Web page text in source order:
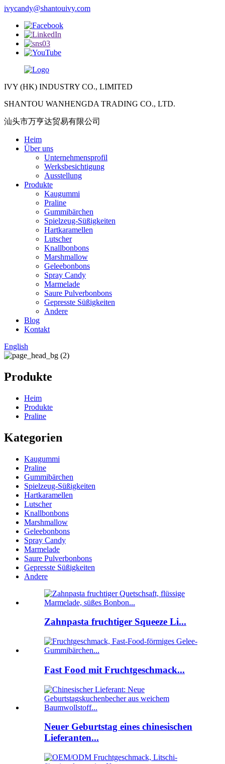
ivycandy@shantouivy.com
IVY (HK) INDUSTRY CO., LIMITED
SHANTOU WANHENGDA TRADING CO., LTD.
汕头市万亨达贸易有限公司
Heim
Über uns
Unternehmensprofil
Werksbesichtigung
Ausstellung
Produkte
Kaugummi
Praline
Gummibärchen
Spielzeug-Süßigkeiten
Hartkaramellen
Lutscher
Knallbonbons
Marshmallow
Geleebonbons
Spray Candy
Marmelade
Saure Pulverbonbons
Gepresste Süßigkeiten
Andere
Blog
Kontakt
English
Produkte
Heim
Produkte
Praline
Kategorien
Kaugummi
Praline
Gummibärchen
Spielzeug-Süßigkeiten
Hartkaramellen
Lutscher
Knallbonbons
Marshmallow
Geleebonbons
Spray Candy
Marmelade
Saure Pulverbonbons
Gepresste Süßigkeiten
Andere
Zahnpasta fruchtiger Squeeze Li...
Fast Food mit Fruchtgeschmack...
Neuer Geburtstag eines chinesischen
Lieferanten...